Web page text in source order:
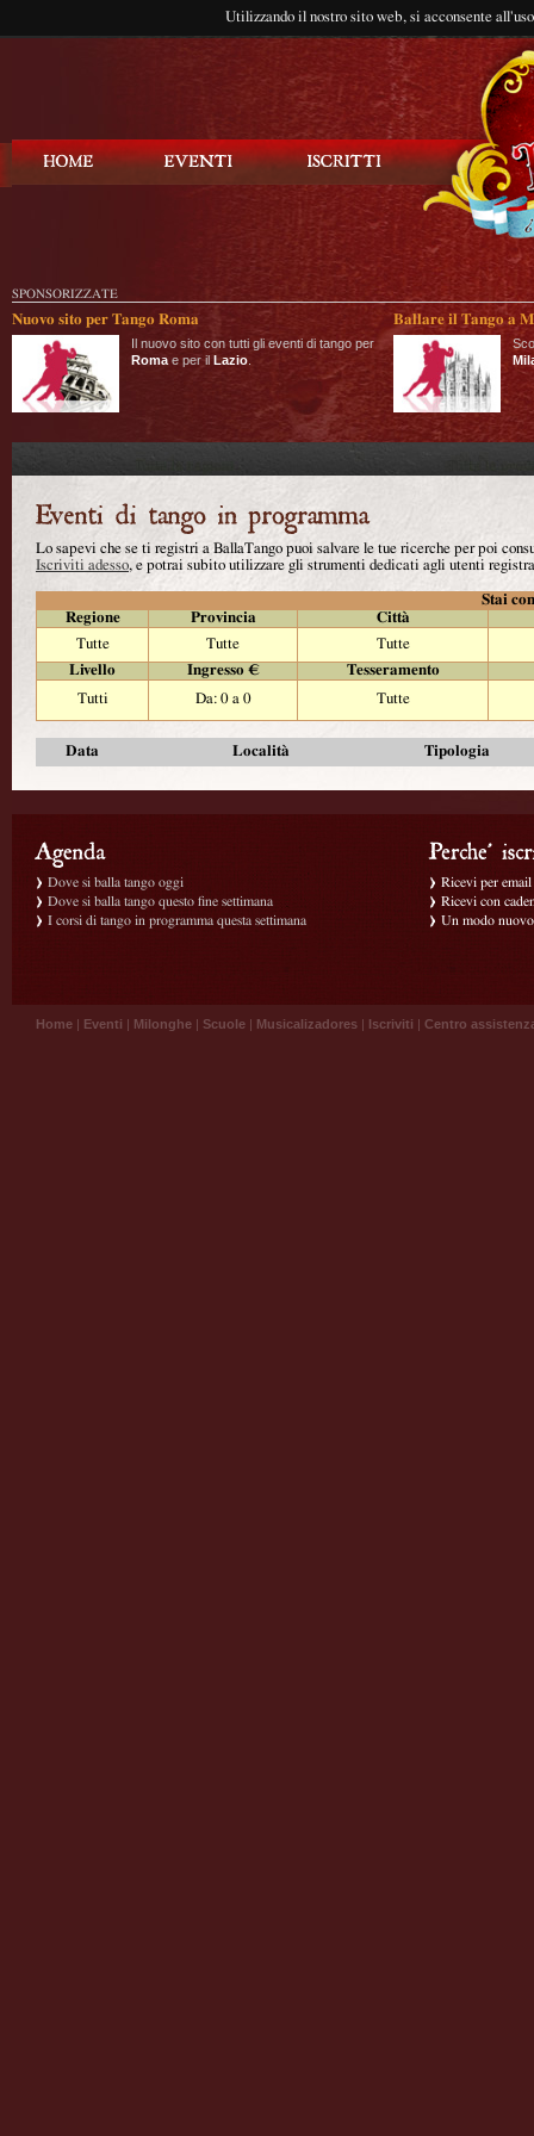
Utilizzando il nostro sito web, si acconsente
SPONSORIZZATE
Nuovo sito per Tango Roma
Il nuovo sito con tutti gli eventi di tango per
Roma e per il Lazio
Ballare il Tango a
Lo sapevi che se ti registri a BallaTango puoi salvare le tue ricerche per poi
Iscriviti adesso, e potrai subito utilizzare gli strumenti dedicati agli utenti
Stai
Regione
Provincia
Città
Tutte
Tutte
Tutte
Livello
Ingresso €
Tesseramento
Tutti
Da: 0 a 0 Tutte
Data Località Tipologia
Dove si balla tango oggi
Dove si balla tango questo fine settimana
I corsi di tango in programma questa settimana
Ricevi per
Ricevi con
Un modo
Home | Eventi | Milonghe | Scuole | Musicalizadores | Iscriviti | Centro